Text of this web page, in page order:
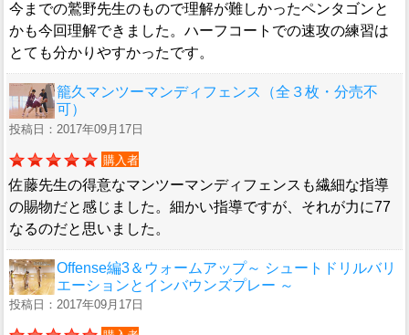
今までの鷲野先生のもので理解が難しかったペンタゴンと
かも今回理解できました。ハーフコートでの速攻の練習は
とても分かりやすかったです。
籠久マンツーマンディフェンス（全３枚・分売不
可）
投稿日：2017年09月17日
購入者
佐藤先生の得意なマンツーマンディフェンスも繊細な指導
の賜物だと感じました。細かい指導ですが、それが力に77
なるのだと思いました。
Offense編3＆ウォームアップ～ シュートドリルバリ
エーションとインバウンズプレー ～
投稿日：2017年09月17日